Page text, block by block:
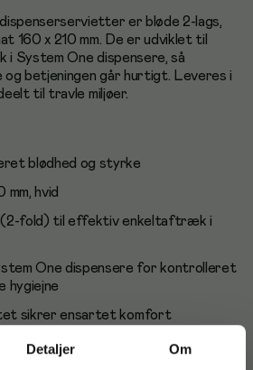
Detaljer Om
er bløde 2-lags,
160 x 210 mm. De er udviklet til
System One dispensere, så
betjeningen går hurtigt. Leveres i
til travle miljøer.
blødhed og styrke
mm, hvid
(2-fold) til effektiv enkeltaftræk i
One dispensere for kontrolleret
hygiejne
sikrer ensartet komfort
karton á 4000 stk for færre